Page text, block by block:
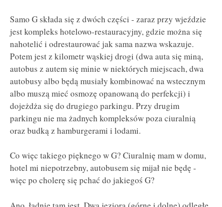
Samo G składa się z dwóch części - zaraz przy wjeździe
jest kompleks hotelowo-restauracyjny, gdzie można się
nahotelić i odrestaurować jak sama nazwa wskazuje.
Potem jest z kilometr wąskiej drogi (dwa auta się miną,
autobus z autem się minie w niektórych miejscach, dwa
autobusy albo będą musiały kombinować na wstecznym
albo muszą mieć osmozę opanowaną do perfekcji) i
dojeżdża się do drugiego parkingu. Przy drugim
parkingu nie ma żadnych kompleksów poza ciuralnią
oraz budką z hamburgerami i lodami.
Co więc takiego pięknego w G? Ciuralnię mam w domu,
hotel mi niepotrzebny, autobusem się mijał nie będę -
więc po cholerę się pchać do jakiegoś G?